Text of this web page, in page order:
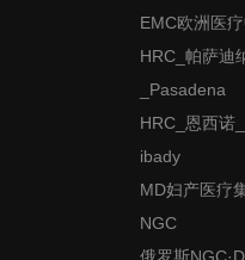
EMC欧洲医
HRC_帕萨迪
_Pasadena
HRC_恩西诺
ibady
MD妇产医疗
NGC
俄罗斯